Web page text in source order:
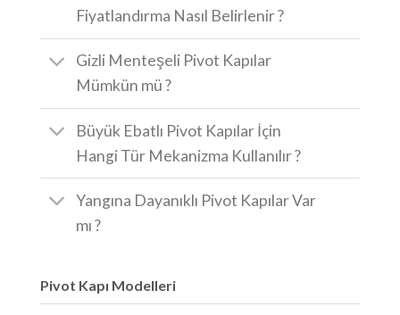
Fiyatlandırma Nasıl Belirlenir ?
Gizli Menteşeli Pivot Kapılar
Mümkün mü ?
Büyük Ebatlı Pivot Kapılar İçin
Hangi Tür Mekanizma Kullanılır ?
Yangına Dayanıklı Pivot Kapılar Var
mı ?
Pivot Kapı Modelleri